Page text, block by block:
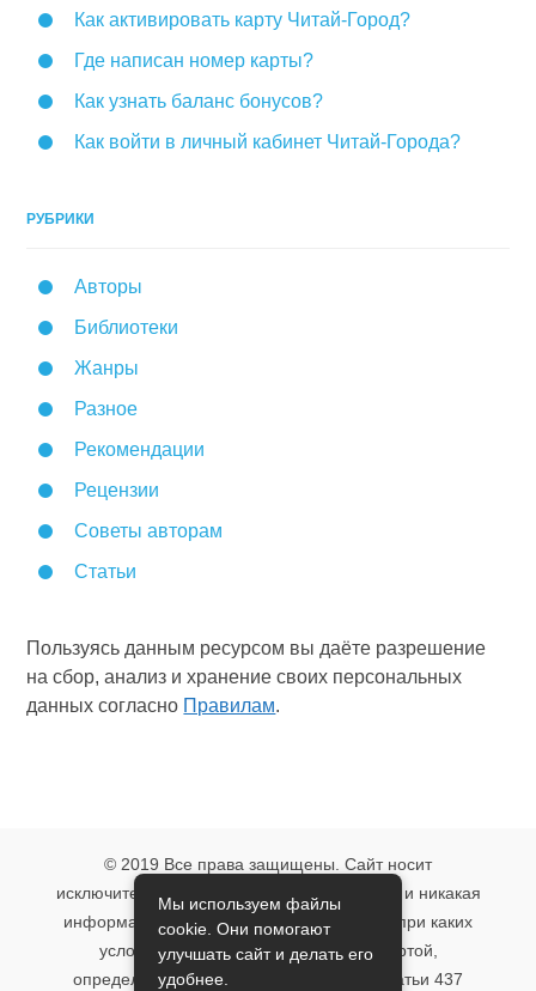
Как активировать карту Читай-Город?
Где написан номер карты?
Как узнать баланс бонусов?
Как войти в личный кабинет Читай-Города?
РУБРИКИ
Авторы
Библиотеки
Жанры
Разное
Рекомендации
Рецензии
Советы авторам
Статьи
Пользуясь данным ресурсом вы даёте разрешение
на сбор, анализ и хранение своих персональных
данных согласно Правилам.
© 2019 Все права защищены. Сайт носит
исключительно информационный характер и никакая
информация, опубликованная на нём, ни при каких
условиях не является публичной офертой,
определяемой положениями пункта 2 статьи 437
Мы используем файлы
cookie. Они помогают
улучшать сайт и делать его
удобнее.